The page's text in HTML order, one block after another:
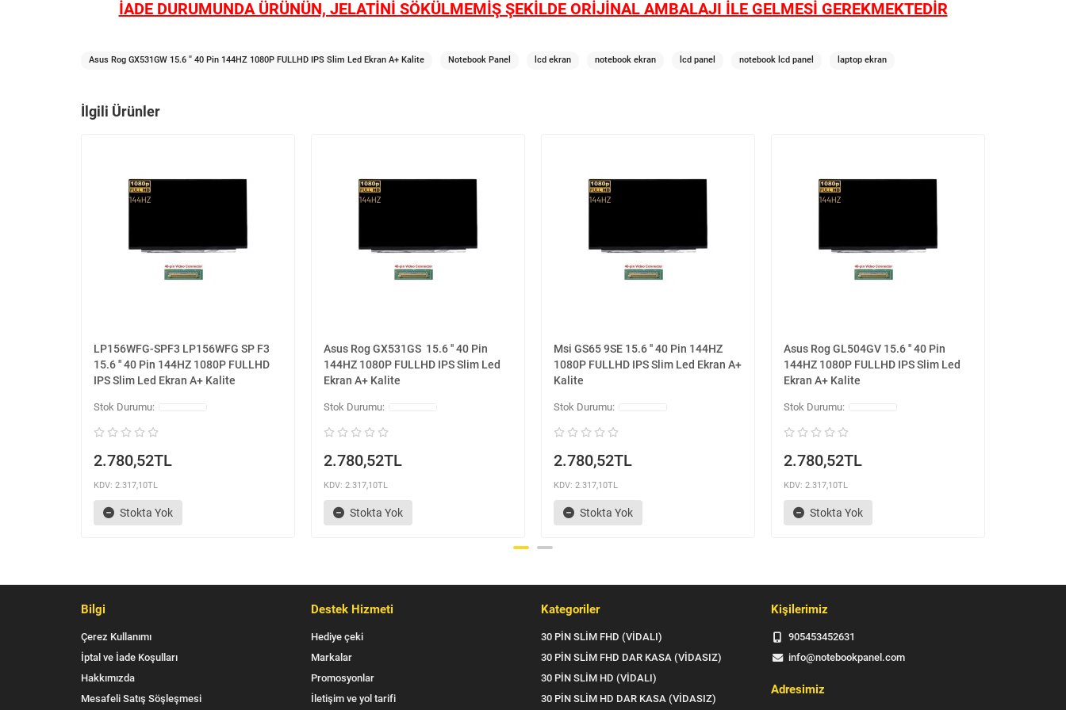
İADE DURUMUNDA ÜRÜNÜN, JELATİNİ SÖKÜLMEMİŞ ŞEKİLDE ORİJİNAL AMBALAJI İLE GELMESİ GEREKMEKTEDİR
Asus Rog GX531GW 15.6 '' 40 Pin 144HZ 1080P FULLHD IPS Slim Led Ekran A+ Kalite Notebook Panel lcd ekran notebook ekran lcd panel notebook lcd panel laptop ekran
İlgili Ürünler
LP156WFG-SPF3 LP156WFG SP F3
15.6 '' 40 Pin 144HZ 1080P FULLHD
IPS Slim Led Ekran A+ Kalite
2.780,52TL
KDV: 2.317,10TL
Stokta Yok
Asus Rog GX531GS 15.6 '' 40 Pin
144HZ 1080P FULLHD IPS Slim Led
Ekran A+ Kalite
2.780,52TL
KDV: 2.317,10TL
Stokta Yok
Msi GS65 9SE 15.6 '' 40 Pin 144HZ
1080P FULLHD IPS Slim Led Ekran A+
Kalite
2.780,52TL
KDV: 2.317,10TL
Stokta Yok
Asus Rog GL504GV 15.6 '' 40 Pin
144HZ 1080P FULLHD IPS Slim Led
Ekran A+ Kalite
2.780,52TL
KDV: 2.317,10TL
Stokta Yok
Bilgi
Çerez Kullanımı
İptal ve İade Koşulları
Hakkımızda
Mesafeli Satış Söşleşmesi
Destek Hizmeti
Hediye çeki
Markalar
Promosyonlar
İletişim ve yol tarifi
Kategoriler
30 PİN SLİM FHD (VİDALI)
30 PİN SLİM FHD DAR KASA (VİDASIZ)
30 PİN SLİM HD (VİDALI)
30 PİN SLİM HD DAR KASA (VİDASIZ)
Kişilerimiz
905453452631
info@notebookpanel.com
Adresimiz